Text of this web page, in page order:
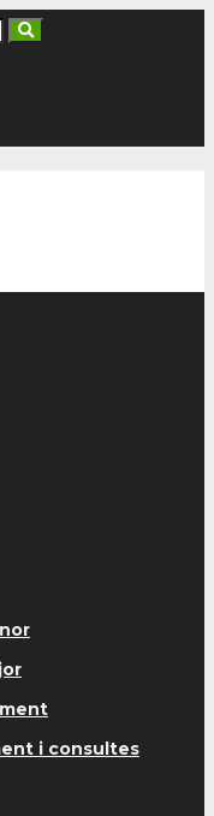
i consultes